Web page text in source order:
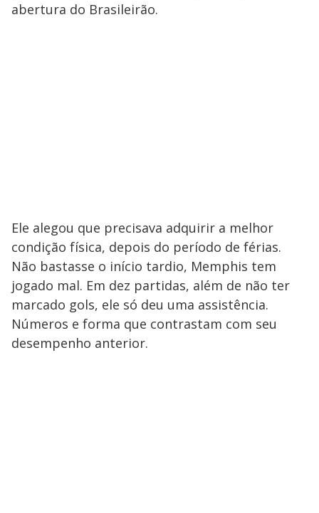
abertura do Brasileirão.
Ele alegou que precisava adquirir a melhor
condição física, depois do período de férias.
Não bastasse o início tardio, Memphis tem
jogado mal. Em dez partidas, além de não ter
marcado gols, ele só deu uma assistência.
Números e forma que contrastam com seu
desempenho anterior.